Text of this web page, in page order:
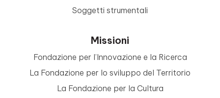
Soggetti strumentali
Missioni
Fondazione per l’Innovazione e la Ricerca
La Fondazione per lo sviluppo del Territorio
La Fondazione per la Cultura